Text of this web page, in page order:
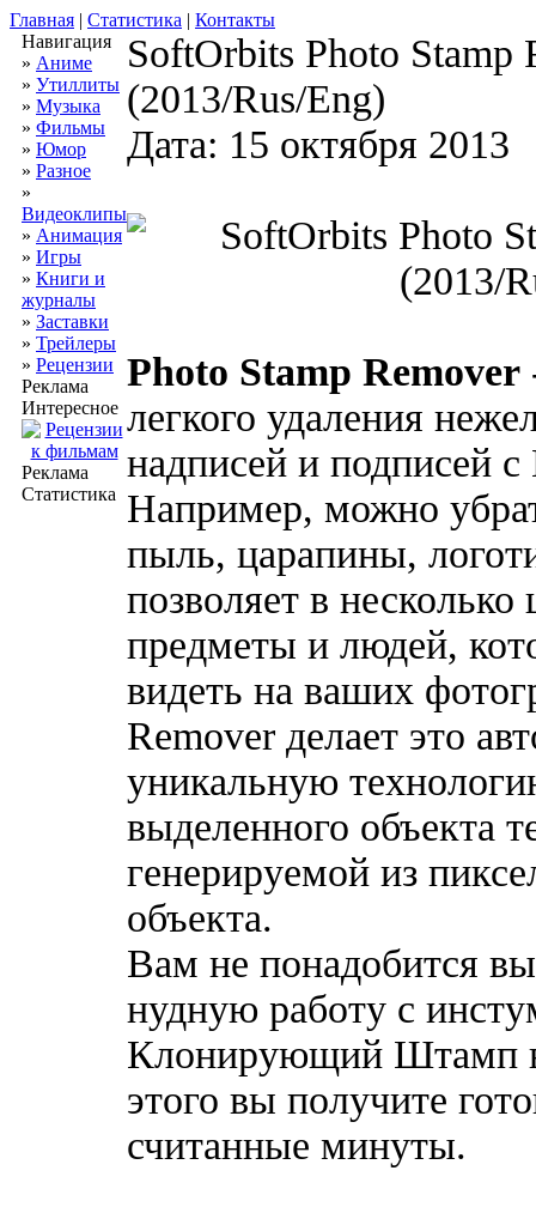
Главная | Статистика | Контакты
Навигация
» Аниме
» Утиллиты
» Музыка
» Фильмы
» Юмор
» Разное
»
Видеоклипы
» Анимация
» Игры
» Книги и
журналы
» Заставки
» Трейлеры
» Рецензии
Реклама
Интересное
Реклама
Статистика
SoftOrbits Photo Stamp
(2013/Rus/Eng)
Дата: 15 октября 2013
Photo Stamp Remover
легкого удаления
надписей и подписей
Например, можно
пыль, царапины,
позволяет в
предметы и людей,
видеть на ваших
Remover делает это
уникальную
выделенного объекта
генерируемой из
объекта.
Вам не понадобится
нудную работу с
Клонирующий Штамп
этого вы получите
считанные минуты.